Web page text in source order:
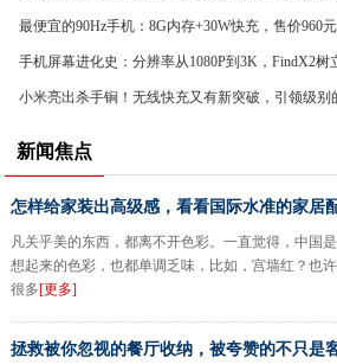
最便宜的90Hz手机：8G内存+30W快充，售价960元
手机屏幕进化史：分辨率从1080P到3K，FindX2树
小米亮出杀手锏！无线快充又有新突破，引领级别
新闻焦点
怎样给家装出高级感，看看国际水准的家居
凡关乎美的东西，都离不开色彩。一直觉得，中国
想起来的色彩，也都单调乏味，比如，宫墙红？也
很多[更多]
拯救被你忽视的餐厅收纳，被夸赞的不只是